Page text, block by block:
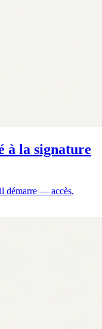
à la signature
démarre — accès,